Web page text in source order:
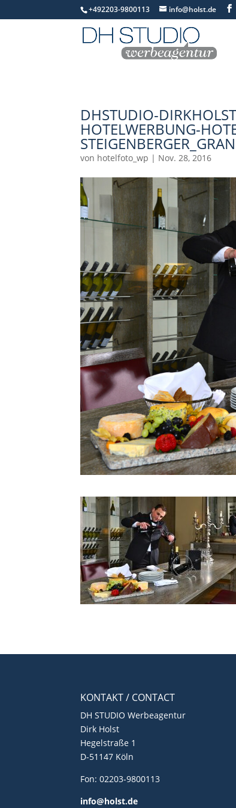
+492203-9800113 info@holst.de
DHSTUDIO-
HOTELWERBUNG-
von hotelfoto_wp | Nov. 28, 2016
KONTAKT / CONTACT
DH STUDIO Werbeagentur
Dirk Holst
Hegelstraße 1
D-51147 Köln
Fon: 02203-9800113
info@holst.de